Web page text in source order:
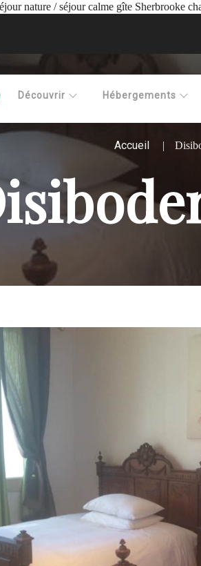
nature / séjour calme gîte Sherbrooke
Découvrir Hébergements
Accueil